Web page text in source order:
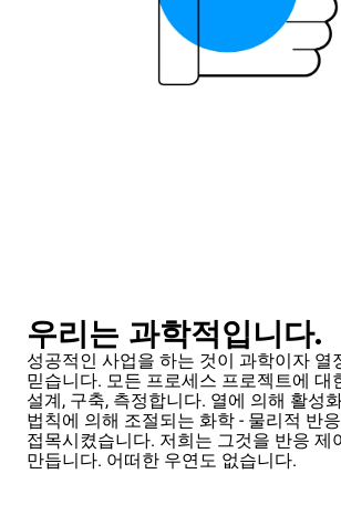
우리는 과학적입니다.
성공적인 사업을 하는 것이 과학이자 열
믿습니다. 모든 프로세스 프로젝트에 대
설계, 구축, 측정합니다. 열에 의해 활성
법칙에 의해 조절되는 화학 - 물리적 반
접목시켰습니다. 저희는 그것을 반응 제
만듭니다. 어떠한 우연도 없습니다.